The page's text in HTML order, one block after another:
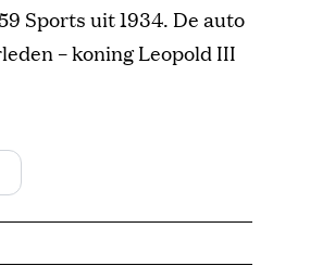
Sports uit 1934. De auto
– koning Leopold III